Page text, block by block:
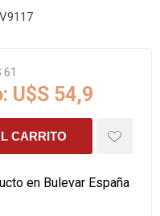
61
U$S 54,9
CARRITO
en Bulevar España